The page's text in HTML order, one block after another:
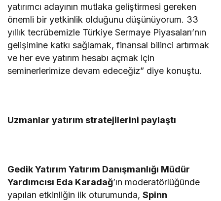
yatırımcı adayının mutlaka geliştirmesi gereken
önemli bir yetkinlik olduğunu düşünüyorum. 33
yıllık tecrübemizle Türkiye Sermaye Piyasaları’nın
gelişimine katkı sağlamak, finansal bilinci artırmak
ve her eve yatırım hesabı açmak için
seminerlerimize devam edeceğiz” diye konuştu.
Uzmanlar yatırım stratejilerini paylaştı
Gedik Yatırım Yatırım Danışmanlığı Müdür
Yardımcısı Eda Karadağ’ın moderatörlüğünde
yapılan etkinliğin ilk oturumunda,Spinn